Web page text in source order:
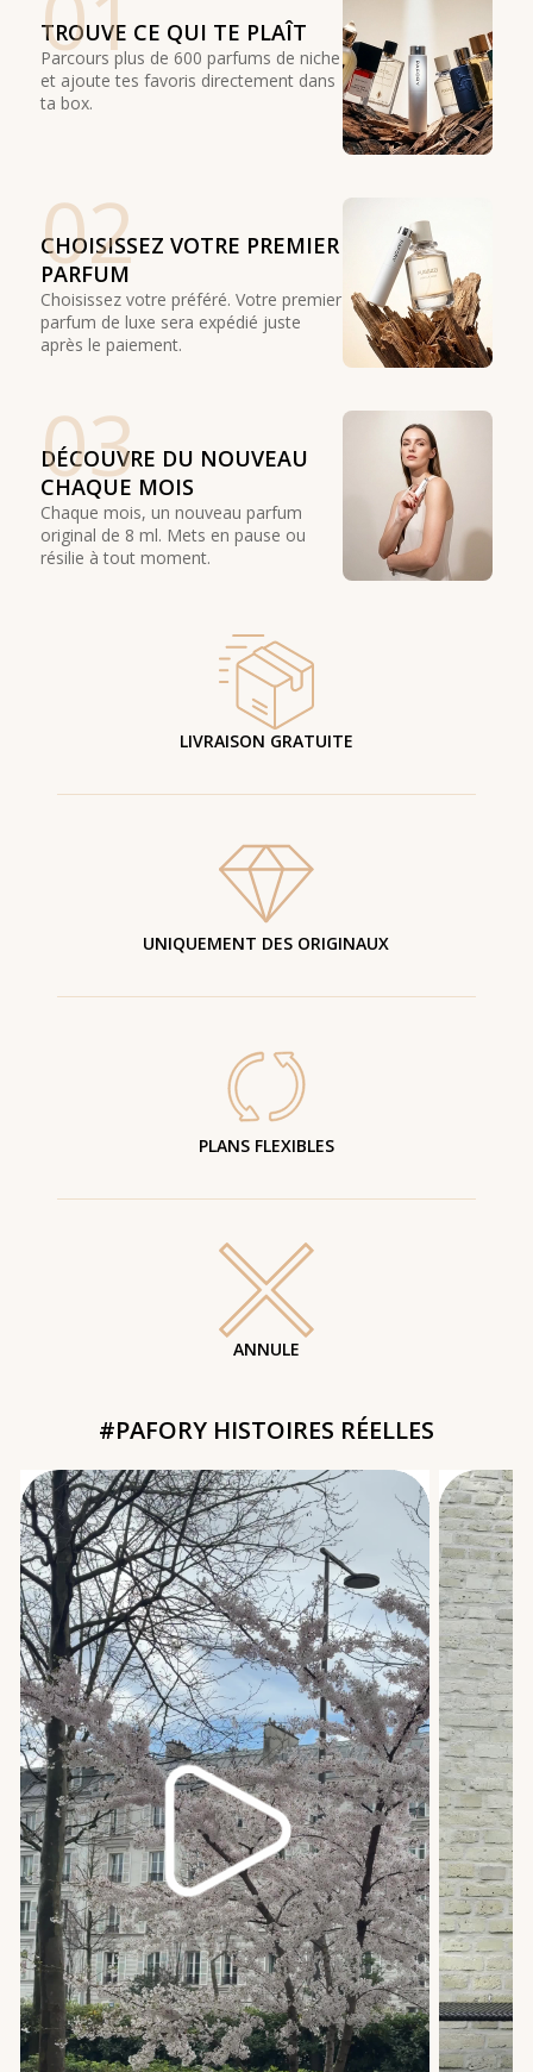
TROUVE CE QUI TE PLAÎT
Parcours plus de 600 parfums de niche
et ajoute tes favoris directement dans
ta box.
02
CHOISISSEZ VOTRE PREMIER
PARFUM
Choisissez votre préféré. Votre premier
parfum de luxe sera expédié juste
après le paiement.
03
DÉCOUVRE DU NOUVEAU
CHAQUE MOIS
Chaque mois, un nouveau parfum
original de 8 ml. Mets en pause ou
résilie à tout moment.
LIVRAISON GRATUITE
UNIQUEMENT DES ORIGINAUX
PLANS FLEXIBLES
ANNULE
#PAFORY HISTOIRES RÉELLES